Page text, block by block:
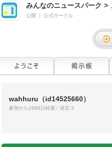
みんなのニュースパーク >
公開 公式サークル
wahhuru （id14525660）
参加から1998日経過／発言:3